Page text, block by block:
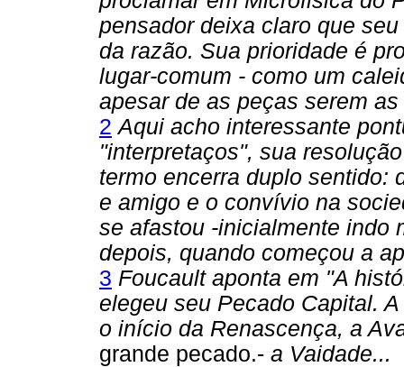
pensador deixa claro que
da razão. Sua prioridade é
lugar-comum - como um
apesar de as peças serem
2 Aqui acho interessante
"interpretaços", sua
termo encerra duplo sentido:
e amigo e o convívio na
se afastou -inicialmente indo
depois, quando começou a
3 Foucault aponta em "A
elegeu seu Pecado Capital.
o início da Renascença, a
grande pecado.- a Vaidade...